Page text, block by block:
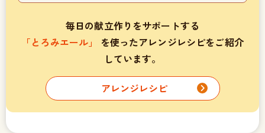
毎日の献立作りをサポートする
「とろみエール」 を使ったアレンジレシピをご紹介
しています。
アレンジレシピ